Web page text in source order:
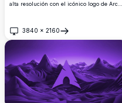
alta resolución con el icónico logo de Arch
que lo hace perfecto para los entusiastas
de Linux que aprecian los fondos de
3840 × 2160
Abrir